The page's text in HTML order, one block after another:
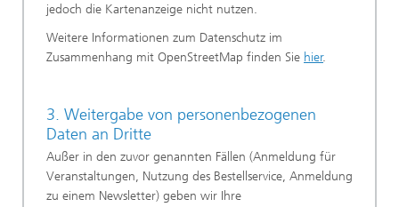
jedoch die Kartenanzeige nicht nutzen.
Weitere Informationen zum Datenschutz im
Zusammenhang mit OpenStreetMap finden Sie hier.
3. Weitergabe von personenbezogenen
Daten an Dritte
Außer in den zuvor genannten Fällen (Anmeldung für
Veranstaltungen, Nutzung des Bestellservice, Anmeldung
zu einem Newsletter) geben wir Ihre